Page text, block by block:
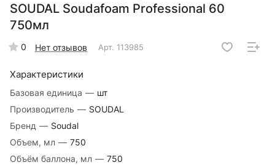
SOUDAL Soudafoam Professional 60
750мл
0 Нет отзывов Арт. 113985
Характеристики
Базовая единица — шт
Производитель — SOUDAL
Бренд — Soudal
Объем, мл — 750
Объём баллона, мл — 750